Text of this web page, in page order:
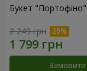
Букет "Портофіно"
2 249 грн
Замовити